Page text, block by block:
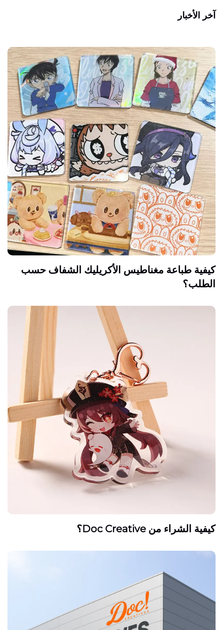
آخر الأخبار
كيفية طباعة مغناطيس الأكريليك الشفاف حسب
الطلب؟
كيفية الشراء من Doc Creative؟